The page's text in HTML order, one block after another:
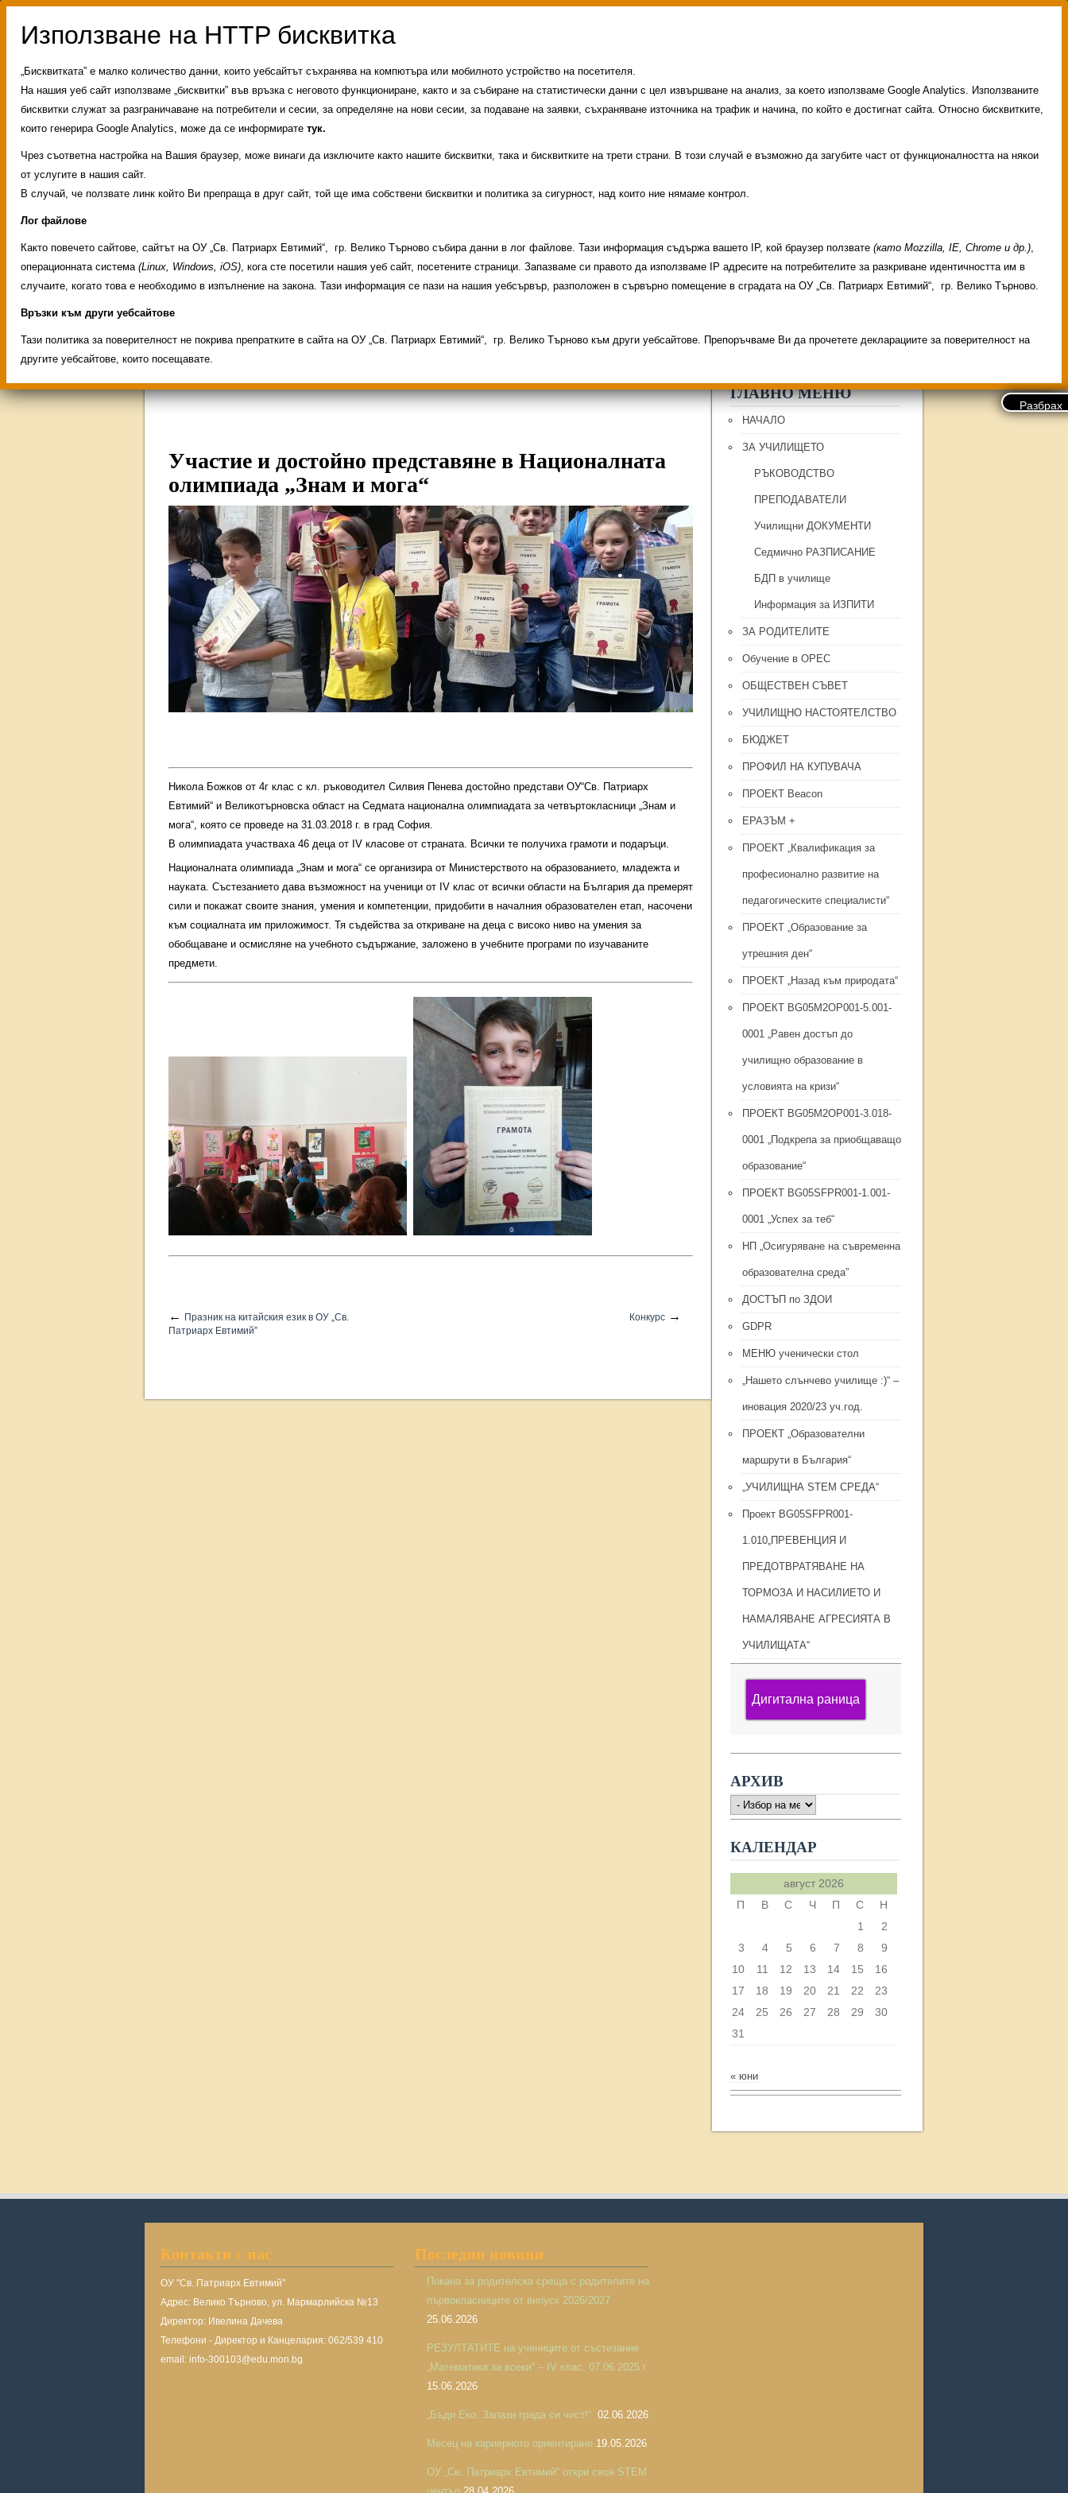
Административни услуги История на училището Контакти
Прием
Свободни места за ученици
Участие и достойно представяне в Националната
олимпиада „Знам и мога“
Никола Божков от 4г клас с кл. ръководител Силвия Пенева достойно представи ОУ“Св. Патриарх
Евтимий“ и Великотърновска област на Седмата национална олимпиадата за четвъртокласници „Знам и
мога“, която се проведе на 31.03.2018 г. в град София.
В олимпиадата участваха 46 деца от ІV класове от страната. Всички те получиха грамоти и подаръци.
Националната олимпиада „Знам и мога“ се организира от Министерството на образованието, младежта и
науката. Състезанието дава възможност на ученици от ІV клас от всички области на България да премерят
сили и покажат своите знания, умения и компетенции, придобити в началния образователен етап, насочени
към социалната им приложимост. Тя съдейства за откриване на деца с високо ниво на умения за
обобщаване и осмисляне на учебното съдържание, заложено в учебните програми по изучаваните
предмети.
←
Празник на китайския език в ОУ „Св.
Патриарх Евтимий”
Конкурс →
ГЛАВНО МЕНЮ
НАЧАЛО
ЗА УЧИЛИЩЕТО
РЪКОВОДСТВО
ПРЕПОДАВАТЕЛИ
Училищни ДОКУМЕНТИ
Седмично РАЗПИСАНИЕ
БДП в училище
Информация за ИЗПИТИ
ЗА РОДИТЕЛИТЕ
Обучение в ОРЕС
ОБЩЕСТВЕН СЪВЕТ
УЧИЛИЩНО НАСТОЯТЕЛСТВО
БЮДЖЕТ
ПРОФИЛ НА КУПУВАЧА
ПРОЕКТ Beacon
ЕРАЗЪМ +
ПРОЕКТ „Квалификация за
професионално развитие на
педагогическите специалисти“
ПРОЕКТ „Образование за
утрешния ден“
ПРОЕКТ „Назад към природата“
ПРОЕКТ BG05M2OP001-5.001-
0001 „Равен достъп до
училищно образование в
условията на кризи“
ПРОЕКТ BG05M2ОP001-3.018-
0001 „Подкрепа за приобщаващо
образование“
ПРОЕКТ BG05SFPR001-1.001-
0001 „Успех за теб“
НП „Осигуряване на съвременна
образователна среда”
ДОСТЪП по ЗДОИ
GDPR
МЕНЮ ученически стол
„Нашето слънчево училище :)“ –
иновация 2020/23 уч.год.
ПРОЕКТ „Образователни
маршрути в България“
„УЧИЛИЩНА STEM СРЕДА“
Проект BG05SFPR001-
1.010„ПРЕВЕНЦИЯ И
ПРЕДОТВРАТЯВАНЕ НА
ТОРМОЗА И НАСИЛИЕТО И
НАМАЛЯВАНЕ АГРЕСИЯТА В
УЧИЛИЩАТА“
Дигитална раница
АРХИВ
АРХИВ
КАЛЕНДАР
август 2026
П
В С Ч П С
Н
1
2
3
4 5 6 7 8
9
10
11 12 13 14 15
16
17
18 19 20 21 22
23
24
25 26 27 28 29
30
31
« юни
Контакти с нас
ОУ "Св. Патриарх Евтимий"
Адрес: Велико Търново, ул. Мармарлийска №13
Директор: Ивелина Дачева
Телефони - Директор и Канцелария: 062/539 410
email: info-300103@edu.mon.bg
Последни новини
Покана за родителска среща с родителите на
първокласниците от випуск 2026/2027
25.06.2026
РЕЗУЛТАТИТЕ на учениците от състезание
„Математика за всеки“ – IV клас, 07.06.2025 г.
15.06.2026
„Бъди Еко. Запази града си чист!“ 02.06.2026
Месец на кариерното ориентиране 19.05.2026
ОУ „Св. Патриарх Евтимий“ откри своя STEM
„Бисквитката” е малко количество данни, които уебсайтът съхранява на компютъра или мобилното устройство на посетителя.
На нашия уеб сайт използваме „бисквитки” във връзка с неговото функциониране, както и за събиране на статистически данни с цел извършване на анализ, за което използваме Google Analytics. Използваните
бисквитки служат за разграничаване на потребители и сесии, за определяне на нови сесии, за подаване на заявки, съхраняване източника на трафик и начина, по който е достигнат сайта. Относно бисквитките,
които генерира Google Analytics, може да се информирате тук.
Чрез съответна настройка на Вашия браузер, може винаги да изключите както нашите бисквитки, така и бисквитките на трети страни. В този случай е възможно да загубите част от функционалността на някои
от услугите в нашия сайт.
В случай, че ползвате линк който Ви препраща в друг сайт, той ще има собствени бисквитки и политика за сигурност, над които ние нямаме контрол.
Лог файлове
Както повечето сайтове, сайтът на ОУ „Св. Патриарх Евтимий“, гр. Велико Търново събира данни в лог файлове. Тази информация съдържа вашето IP, кой браузер ползвате (като Mozzilla, IE, Chrome и др.),
операционната система (Linux, Windows, iOS), кога сте посетили нашия уеб сайт, посетените страници. Запазваме си правото да използваме IP адресите на потребителите за разкриване идентичността им в
случаите, когато това е необходимо в изпълнение на закона. Тази информация се пази на нашия уебсървър, разположен в сървърно помещение в сградата на ОУ „Св. Патриарх Евтимий“, гр. Велико Търново.
Връзки към други уебсайтове
Тази политика за поверителност не покрива препратките в сайта на ОУ „Св. Патриарх Евтимий“, гр. Велико Търново към други уебсайтове. Препоръчваме Ви да прочетете декларациите за поверителност на
другите уебсайтове, които посещавате.